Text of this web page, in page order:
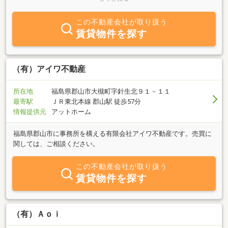
この不動産会社が取り扱う
賃貸物件を探す
（有）アイワ不動産
所在地
福島県郡山市大槻町字針生北９１－１１
最寄駅
ＪＲ東北本線 郡山駅 徒歩57分
情報提供元
アットホーム
福島県郡山市に事務所を構える有限会社アイワ不動産です。売買に
関しては、ご相談ください。
この不動産会社が取り扱う
賃貸物件を探す
（有）Ａｏｉ